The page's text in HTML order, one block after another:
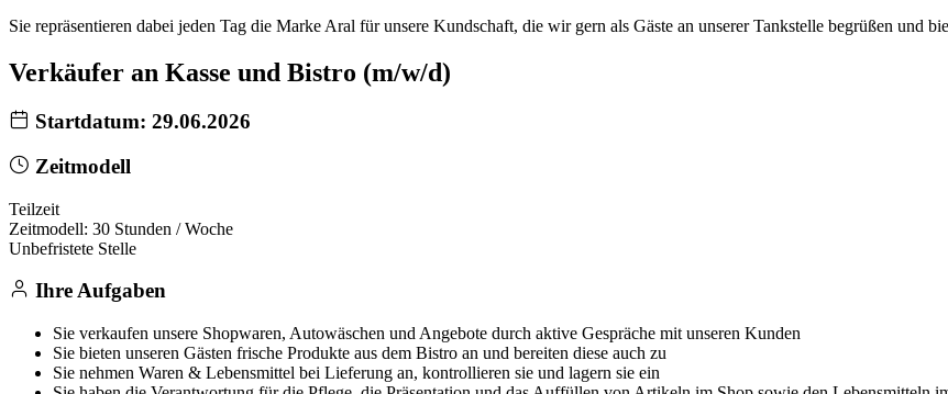
Sie repräsentieren dabei jeden Tag die Marke Aral für unsere Kundschaft, die wir gern als Gäste an unserer Tankstelle begrüßen und
Verkäufer an Kasse und Bistro (m/w/d)
Startdatum: 29.06.2026
Zeitmodell
Teilzeit
Zeitmodell: 30 Stunden / Woche
Unbefristete Stelle
Ihre Aufgaben
Sie verkaufen unsere Shopwaren, Autowäschen und Angebote durch aktive Gespräche mit unseren Kunden
Sie bieten unseren Gästen frische Produkte aus dem Bistro an und bereiten diese auch zu
Sie nehmen Waren & Lebensmittel bei Lieferung an, kontrollieren sie und lagern sie ein